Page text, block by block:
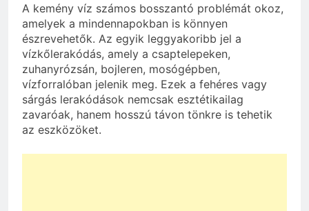
A kemény víz számos bosszantó problémát okoz,
amelyek a mindennapokban is könnyen
észrevehetők. Az egyik leggyakoribb jel a
vízkőlerakódás, amely a csaptelepeken,
zuhanyrózsán, bojleren, mosógépben,
vízforralóban jelenik meg. Ezek a fehéres vagy
sárgás lerakódások nemcsak esztétikailag
zavaróak, hanem hosszú távon tönkre is tehetik
az eszközöket.